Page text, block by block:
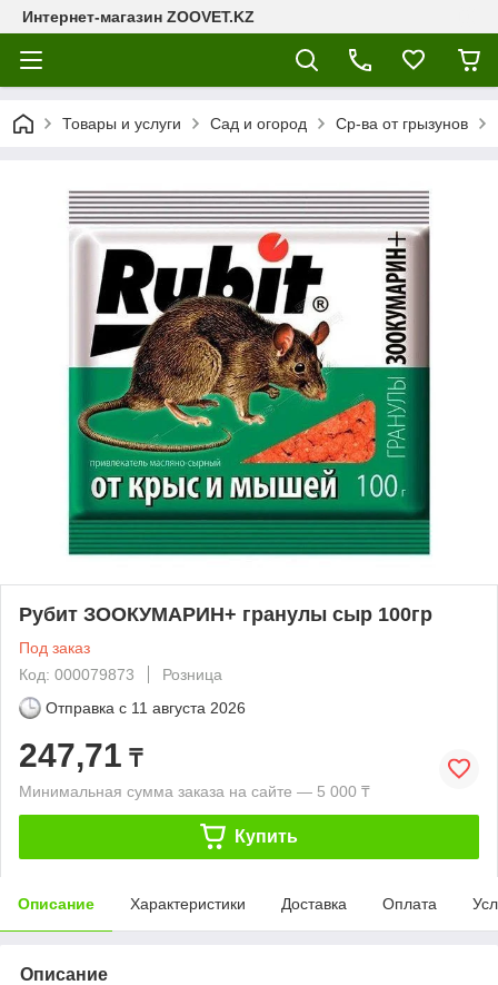
Интернет-магазин ZOOVET.KZ
Товары и услуги Сад и огород Ср-ва от грызунов
Рубит ЗООКУМАРИН+ гранулы сыр 100гр
Под заказ
Код: 000079873
Розница
Отправка с 11 августа 2026
247,71 ₸
Минимальная сумма заказа на сайте — 5 000 ₸
Купить
Описание Характеристики Доставка Оплата
Описание